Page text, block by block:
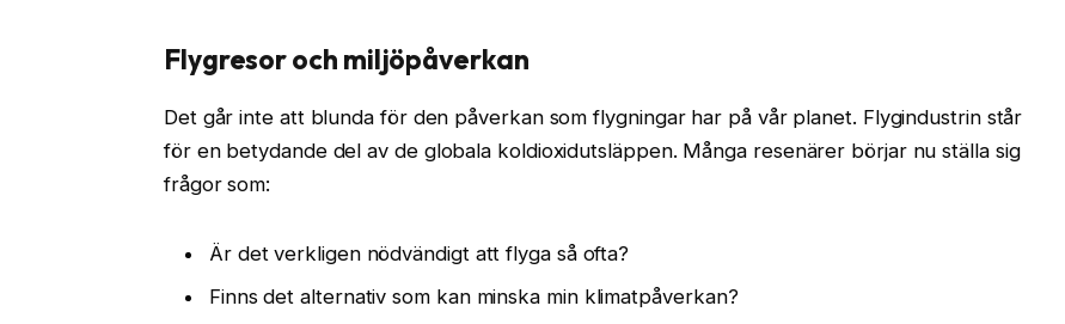
Flygresor och miljöpåverkan
Det går inte att blunda för den påverkan som flygningar har på vår planet. Flygindustrin står
för en betydande del av de globala koldioxidutsläppen. Många resenärer börjar nu ställa sig
frågor som:
Är det verkligen nödvändigt att flyga så ofta?
Finns det alternativ som kan minska min klimatpåverkan?